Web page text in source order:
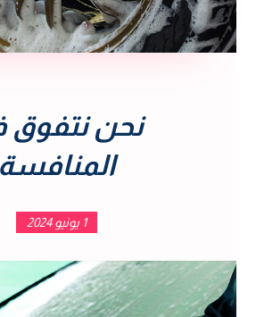
نحن نتفوق
المنافسة
1 يونيو 2024